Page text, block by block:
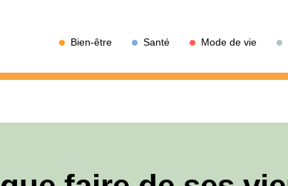
Bien-être Santé Mode de vie